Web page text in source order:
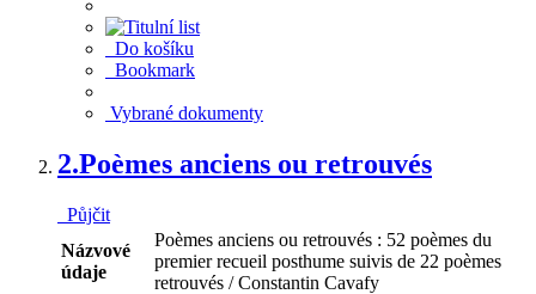
Do košíku
Bookmark
Vybrané dokumenty
2.Poèmes anciens ou retrouvés
Půjčit
Názvové
údaje
Poèmes anciens ou retrouvés : 52 poèmes du
premier recueil posthume suivis de 22 poèmes
retrouvés / Constantin Cavafy